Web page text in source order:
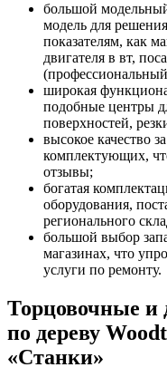
большой
модель для
показателям, как
двигателя в вт,
широкая
подобные центры
поверхностей,
высокое качество
комплектующих,
отзывы;
богатая
оборудования,
регионального
большой выбор
магазинах, что
услуги по ремонту.
Торцовочные и
по дереву
«Станки»